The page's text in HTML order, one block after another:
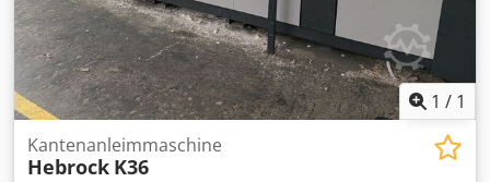
1 / 1
Kantenanleimmaschine
Hebrock K36